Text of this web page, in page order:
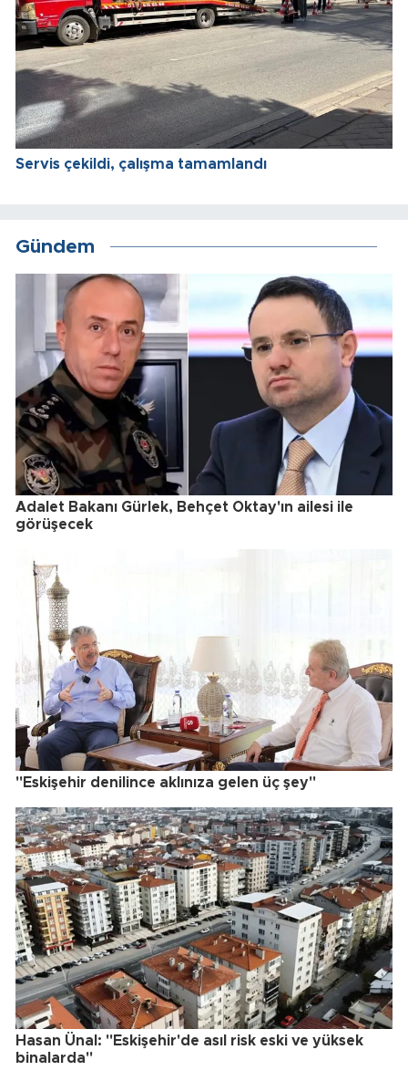
Servis çekildi, çalışma tamamlandı
Gündem
Adalet Bakanı Gürlek, Behçet Oktay'ın ailesi ile
görüşecek
"Eskişehir denilince aklınıza gelen üç şey"
Hasan Ünal: "Eskişehir'de asıl risk eski ve yüksek
binalarda"